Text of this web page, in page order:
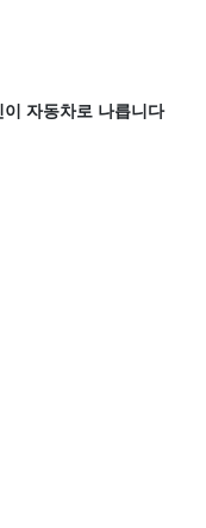
자동차로 나릅니다